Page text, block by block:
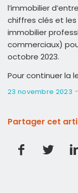
l’immobilier
chiffres clés et
immobilier
commerciaux)
octobre 2023.
Pour continuer la
23 novembre 2023 -
Partager cet